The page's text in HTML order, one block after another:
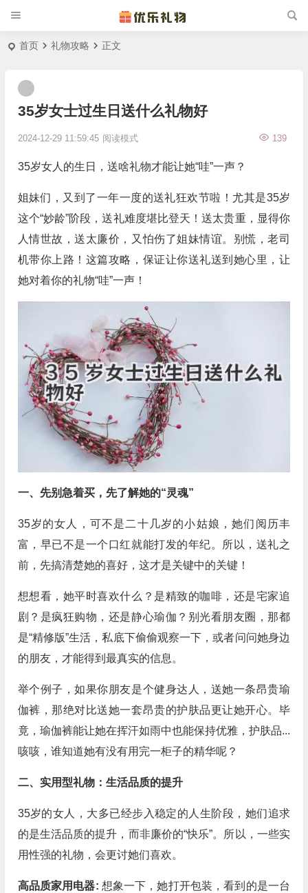
首页 礼物攻略 正文
35岁女士过生日送什么礼物好
2024-12-29 11:59:45 139
阅读模式
35岁女人的生日，送啥礼物才能让她“哇”一声？
姐妹们，又到了一年一度的送礼狂欢节啦！尤其是35岁
这个“妙龄”阶段，送礼难度堪比登天！送太贵重，显得你
人情世故，送太廉价，又怕伤了姐妹情谊。别慌，老司
机带你上路！这篇攻略，保证让你送礼送到她心里，让
她对着你的礼物“哇”一声！
一、先别急着买，先了解她的“灵魂”
35岁的女人，可不是二十几岁的小姑娘，她们阅历丰
富，早已不是一个口红就能打发的年纪。所以，送礼之
前，先搞清楚她的喜好，这才是关键中的关键！
想想看，她平时喜欢什么？是精致的咖啡，还是宅家追
剧？是疯狂购物，还是静心瑜伽？别光看朋友圈，那都
是“精修版”生活，私底下偷偷观察一下，或者问问她身边
的朋友，才能得到最真实的信息。
举个例子，如果你朋友是个健身达人，送她一条昂贵瑜
伽裤，那绝对比送她一套昂贵的护肤品更让她开心。毕
竟，瑜伽裤能让她在挥汗如雨中也能保持优雅，护肤品...
咳咳，谁知道她有没有用完一柜子的精华呢？
二、实用型礼物：生活品质的提升
35岁的女人，大多已经步入稳定的人生阶段，她们追求
的是生活品质的提升，而非廉价的“快乐”。所以，一些实
用性强的礼物，会更讨她们喜欢。
高品质家用电器: 想象一下，她打开包装，看到的是一台